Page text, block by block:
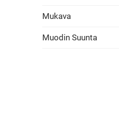
Mukava
Muodin Suunta